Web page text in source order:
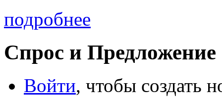
подробнее
Спрос и Предложение
Войти, чтобы создать